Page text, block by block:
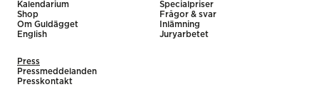
Kalendarium
Shop
Om Guldägget
English
Specialpriser
Frågor & svar
Inlämning
Juryarbetet
Press
Pressmeddelanden
Presskontakt